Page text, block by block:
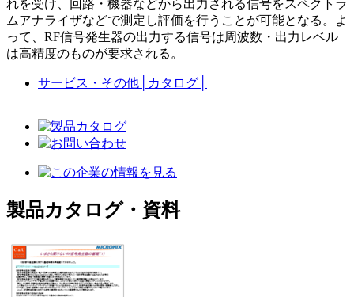
れを受け、回路・機器などから出力される信号をスペクトラ
ムアナライザなどで測定し評価を行うことが可能となる。よ
って、RF信号発生器の出力する信号は周波数・出力レベル
は高精度のものが要求される。
サービス・その他 カタログ
製品カタログ・資料